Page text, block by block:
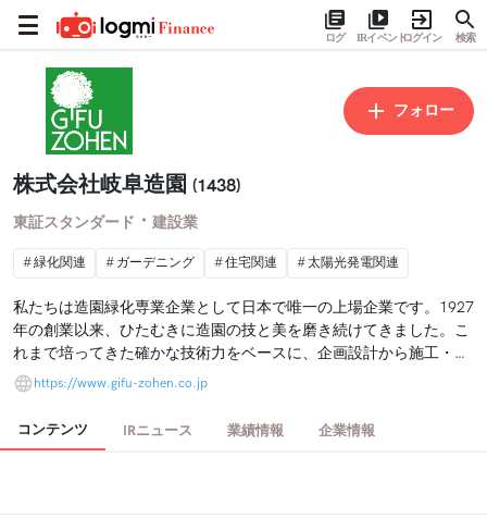
ログ IRイベントログイン 検索
フォロー
株式会社岐阜造園 (1438)
東証スタンダード ・ 建設業
緑化関連 ガーデニング 住宅関連 太陽光発電関連
私たちは造園緑化専業企業として日本で唯一の上場企業です。1927
年の創業以来、ひたむきに造園の技と美を磨き続けてきました。こ
れまで培ってきた確かな技術力をベースに、企画設計から施工・メ
ンテナンスまでの一貫体制を強みとし、「その風景は、心を打つ
か」を最も優先する品質基準としています。緑化を通じて街の資産
価値を高め、暮らしにうるおいを与え、地球環境を守る景観構築企
業として持続的な成長を目指しています。
https://www.gifu-zohen.co.jp
コンテンツ IRニュース 業績情報 企業情報